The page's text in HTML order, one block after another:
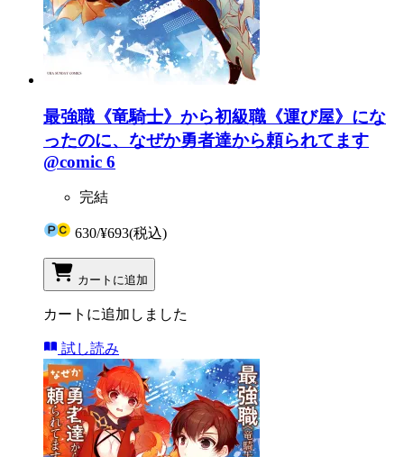
最強職《竜騎士》から初級職《運び屋》にな
ったのに、なぜか勇者達から頼られてます
@comic 6
完結
630/¥693(税込)
カートに追加
カートに追加しました
試し読み